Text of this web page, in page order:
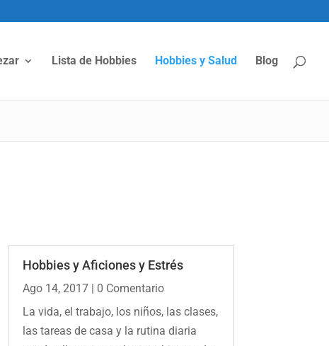
Lista de Hobbies Hobbies y Salud Blog
Hobbies y Aficiones y Estrés
Ago 14, 2017| 0 Comentario
La vida, el trabajo, los niños, las clases,
las tareas de casa y la rutina diaria